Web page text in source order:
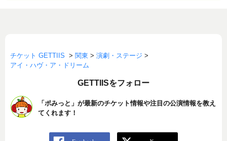
チケット GETTIIS > 関東 > 演劇・ステージ >
アイ・ハヴ・ア・ドリーム
GETTIISをフォロー
「ポみっと」が最新のチケット情報や注目の公演情報を教え
てくれます！